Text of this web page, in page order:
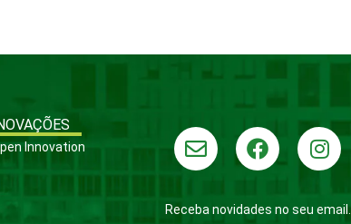
Innovation
Receba novidades no seu email.